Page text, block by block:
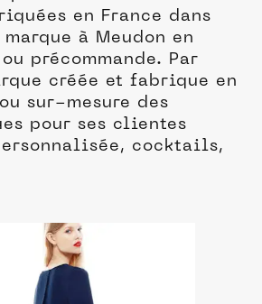
en France dans
à Meudon en
précommande. Par
créée et fabrique en
sur-mesure des
pour ses clientes
cocktails,